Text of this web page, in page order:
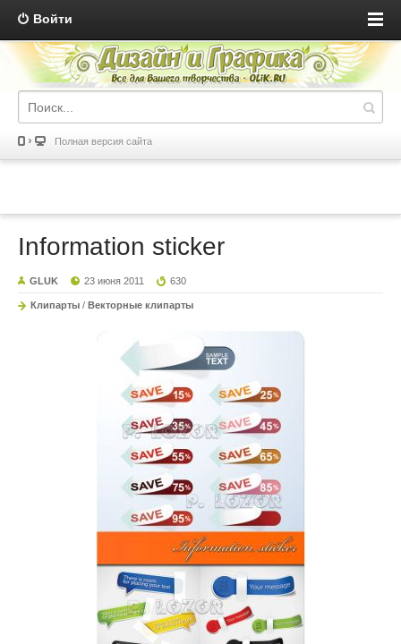
Войти
Полная версия сайта
Information sticker
GLUK 23 июня 2011 630
Клипарты / Векторные клипарты